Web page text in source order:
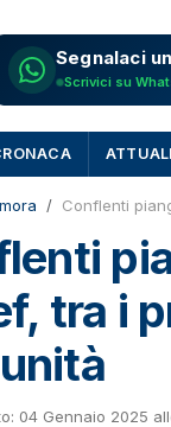
Segnalaci
Scrivici su
Conflenti
tra i
04 Gennaio 2025